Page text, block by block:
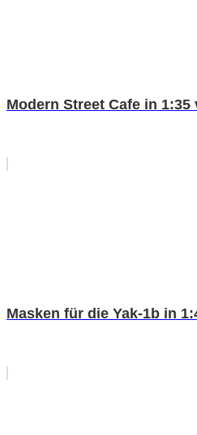
Modern Street Cafe in
Masken für die Yak-1b in